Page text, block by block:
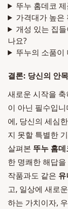
뚜누 홈데코
가격대가 높은
개성 있는 집
나요?
뚜누의 소품이
결론: 당신의 안
새로운 시작을
이 아닌 필수입
에, 당신의 세심
지 못할 특별한
살펴본 뚜누 홈
한 명쾌한 해답
작품과도 같은
고, 일상에 새로
하는 가치이자,